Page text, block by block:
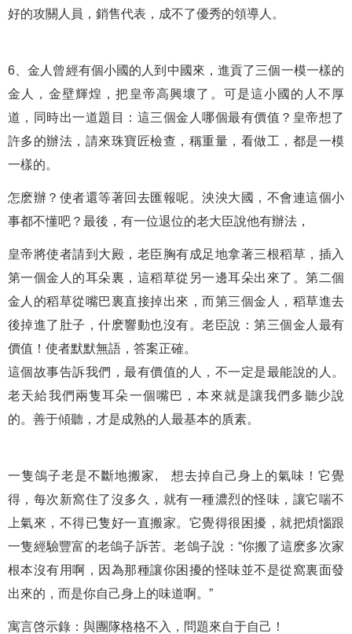
好的攻關人員，銷售代表，成不了優秀的領導人。
6、金人曾經有個小國的人到中國來，進貢了三個一模一樣的
金人，金壁輝煌，把皇帝高興壞了。可是這小國的人不厚
道，同時出一道題目：這三個金人哪個最有價值？皇帝想了
許多的辦法，請來珠寶匠檢查，稱重量，看做工，都是一模
一樣的。
怎麽辦？使者還等著回去匯報呢。泱泱大國，不會連這個小
事都不懂吧？最後，有一位退位的老大臣說他有辦法，
皇帝將使者請到大殿，老臣胸有成足地拿著三根稻草，插入
第一個金人的耳朵裏，這稻草從另一邊耳朵出來了。第二個
金人的稻草從嘴巴裏直接掉出來，而第三個金人，稻草進去
後掉進了肚子，什麽響動也沒有。老臣說：第三個金人最有
價值！使者默默無語，答案正確。
這個故事告訴我們，最有價值的人，不一定是最能說的人。
老天給我們兩隻耳朵一個嘴巴，本來就是讓我們多聽少說
的。善于傾聽，才是成熟的人最基本的貭素。
一隻鴿子老是不斷地搬家, 想去掉自己身上的氣味！它覺
得，每次新窩住了沒多久，就有一種濃烈的怪味，讓它喘不
上氣來，不得已隻好一直搬家。它覺得很困擾，就把煩惱跟
一隻經驗豐富的老鴿子訴苦。老鴿子說：“你搬了這麽多次家
根本沒有用啊，因為那種讓你困擾的怪味並不是從窩裏面發
出來的，而是你自己身上的味道啊。”
寓言啓示錄：與團隊格格不入，問題來自于自己！